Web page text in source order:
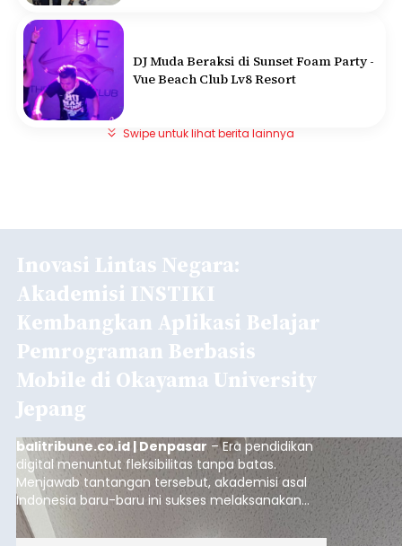
DJ Muda Beraksi di Sunset Foam Party -
Vue Beach Club Lv8 Resort
Swipe untuk lihat berita lainnya
Inovasi Lintas Negara:
Akademisi INSTIKI
Kembangkan Aplikasi Belajar
Pemrograman Berbasis
Mobile di Okayama University
Jepang
balitribune.co.id | Denpasar– Era pendidikan
digital menuntut fleksibilitas tanpa batas.
Menjawab tantangan tersebut, akademisi asal
Indonesia baru-baru ini sukses melaksanakan
program Pengabdian Kepada Masyarakat (PKM)
skala internasional di Distributed Systems